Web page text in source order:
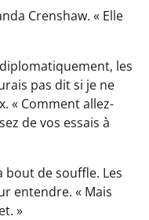
Crenshaw. « Elle
les
pas dit si je ne
« Comment allez-
de vos essais à
bout de souffle. Les
entendre. « Mais
»